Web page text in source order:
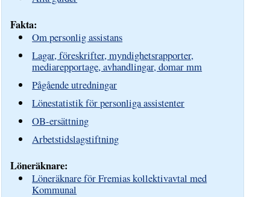
Fakta:
Om personlig assistans
Lagar, föreskrifter, myndighetsrapporter,
mediarepportage, avhandlingar, domar mm
Pågående utredningar
Lönestatistik för personliga assistenter
OB-ersättning
Arbetstidslagstiftning
Löneräknare:
Löneräknare för Fremias kollektivavtal med
Kommunal